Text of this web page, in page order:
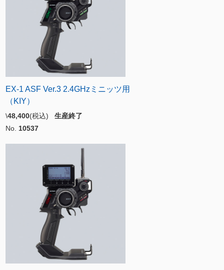
EX-1 ASF Ver.3 2.4GHzミニッツ用
（KIY）
\48,400(税込) 生産終了
No. 10537